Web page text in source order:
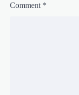
Comment *